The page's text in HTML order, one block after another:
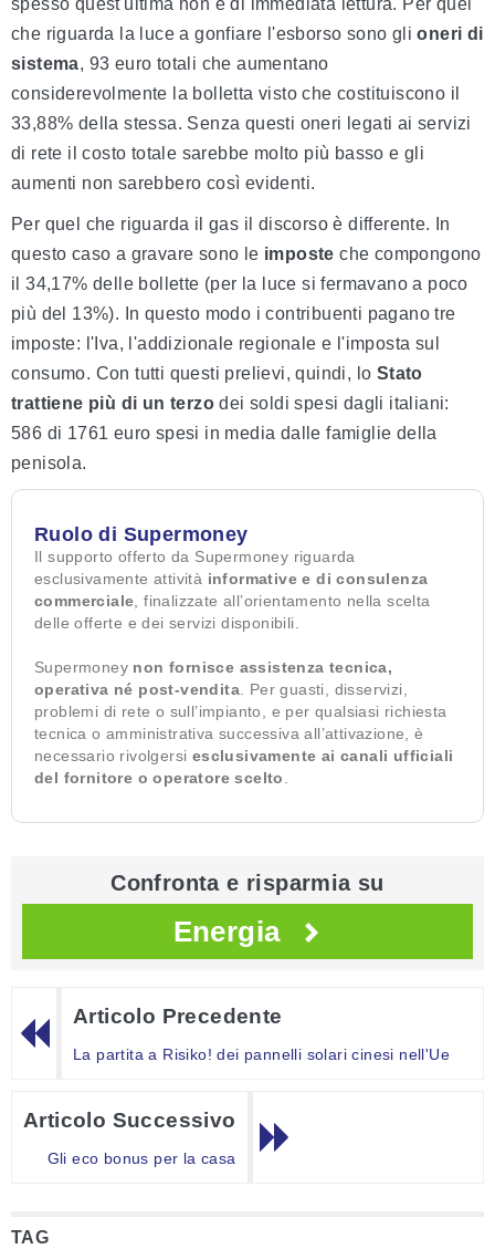
spesso quest'ultima non è di immediata lettura. Per quel
che riguarda la luce a gonfiare l'esborso sono glioneri di
sistema, 93 euro totali che aumentano
considerevolmente la bolletta visto che costituiscono il
33,88% della stessa. Senza questi oneri legati ai servizi
di rete il costo totale sarebbe molto più basso e gli
aumenti non sarebbero così evidenti.
Per quel che riguarda il gas il discorso è differente. In
questo caso a gravare sono le imposte che compongono
il 34,17% delle bollette (per la luce si fermavano a poco
più del 13%). In questo modo i contribuenti pagano tre
imposte: l'Iva, l'addizionale regionale e l'imposta sul
consumo. Con tutti questi prelievi, quindi, lo Stato
trattiene più di un terzo dei soldi spesi dagli italiani:
586 di 1761 euro spesi in media dalle famiglie della
penisola.
Ruolo di Supermoney
Il supporto offerto da Supermoney riguarda
esclusivamente attività informative e di consulenza
commerciale , finalizzate all’orientamento nella scelta
delle offerte e dei servizi disponibili.
Supermoney non fornisce assistenza tecnica,
operativa né post-vendita . Per guasti, disservizi,
problemi di rete o sull’impianto, e per qualsiasi richiesta
tecnica o amministrativa successiva all’attivazione, è
necessario rivolgersi esclusivamente ai canali ufficiali
del fornitore o operatore scelto
Confronta e risparmia su
Energia
Articolo Precedente
La partita a Risiko! dei pannelli solari cinesi nell'Ue
Articolo Successivo
Gli eco bonus per la casa
TAG